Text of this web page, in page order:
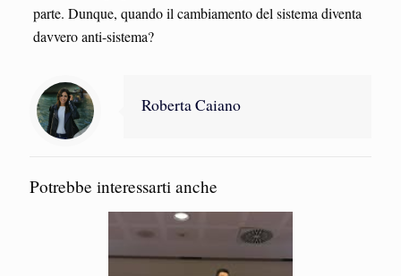
parte. Dunque, quando il cambiamento del sistema diventa
davvero anti-sistema?
Roberta Caiano
Potrebbe interessarti anche